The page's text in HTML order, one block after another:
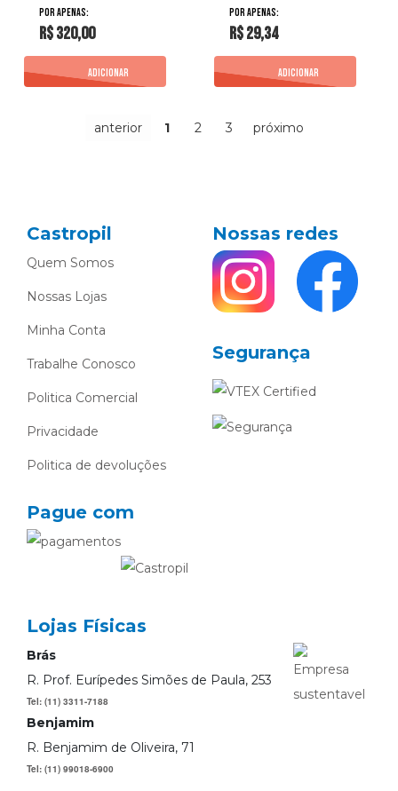
R$ 320,00 R$ 29,34
anterior 1 2 3 próximo
Castropil
Quem Somos
Nossas Lojas
Minha Conta
Trabalhe Conosco
Politica Comercial
Privacidade
Politica de devoluções
Nossas redes
Segurança
Pague com
Lojas Físicas
Brás
R. Prof. Eurípedes Simões de Paula, 253
Tel: (11) 3311-7188
Benjamim
R. Benjamim de Oliveira, 71
Tel: (11) 99018-6900